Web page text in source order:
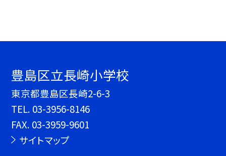
豊島区立長崎小学校
東京都豊島区長崎2-6-3
TEL. 03-3956-8146
FAX. 03-3959-9601
サイトマップ